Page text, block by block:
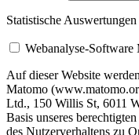
Statistische
Webanalyse-Software
Auf dieser Website
Matomo
Ltd., 150 Willis St, 6011
Basis unseres
des Nutzerverhaltens zu